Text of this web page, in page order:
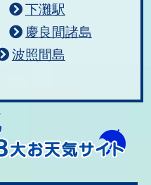
下灘駅
慶良間諸島
波照間島